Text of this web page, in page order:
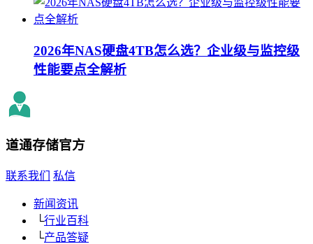
2026年NAS硬盘4TB怎么选？企业级与监控级
性能要点全解析
道通存储官方
联系我们 私信
新闻资讯
└行业百科
└产品答疑